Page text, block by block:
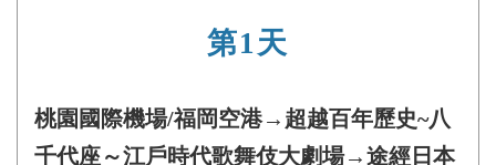
第1天
桃園國際機場/福岡空港→超越百年歷史~八
千代座～江戶時代歌舞伎大劇場→途經日本